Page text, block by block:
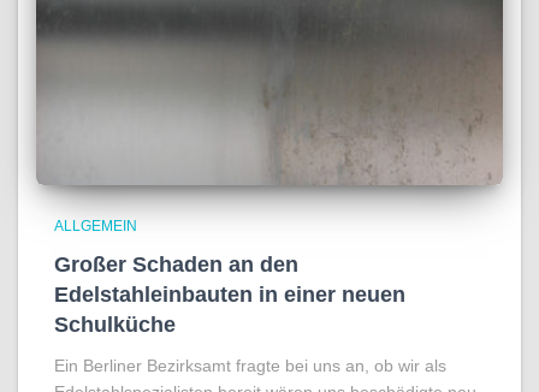
ALLGEMEIN
Großer Schaden an den
Edelstahleinbauten in einer neuen
Schulküche
Ein Berliner Bezirksamt fragte bei uns an, ob wir als